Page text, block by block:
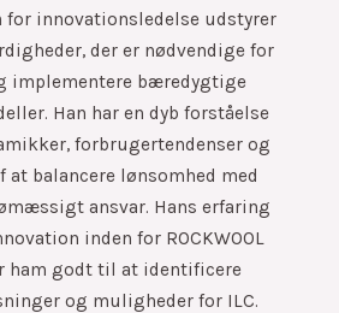
for innovationsledelse udstyrer
der er nødvendige for
implementere bæredygtige
Han har en dyb forståelse
forbrugertendenser og
at balancere lønsomhed med
ansvar. Hans erfaring
inden for ROCKWOOL
ham godt til at identificere
og muligheder for ILC.